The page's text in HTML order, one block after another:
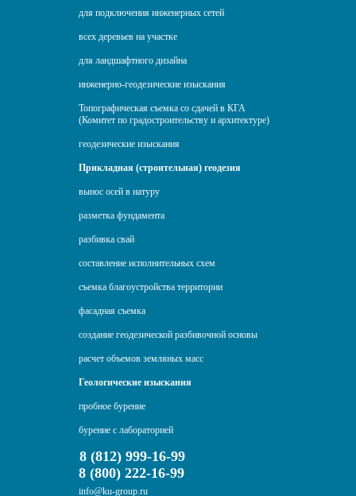
для подключения инженерных сетей
всех деревьев на участке
для ландшафтного дизайна
инженерно-геодезические изыскания
Топографическая съемка со сдачей в КГА
(Комитет по градостроительству и архитектуре)
геодезические изыскания
Прикладная (строительная) геодезия
вынос осей в натуру
разметка фундамента
разбивка свай
составление исполнительных схем
съемка благоустройства территории
фасадная съемка
создание геодезической разбивочной основы
расчет объемов земляных масс
Геологические изыскания
пробное бурение
бурение с лабораторией
8 (812) 999-16-99
8 (800) 222-16-99
info@ku-group.ru